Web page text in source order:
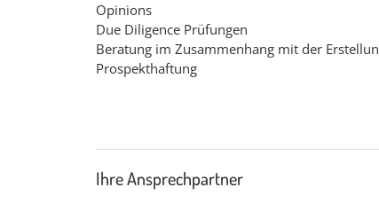
Opinions
Due Diligence Prüfungen
Beratung im Zusammenhang mit der
Prospekthaftung
Ihre Ansprechpartner